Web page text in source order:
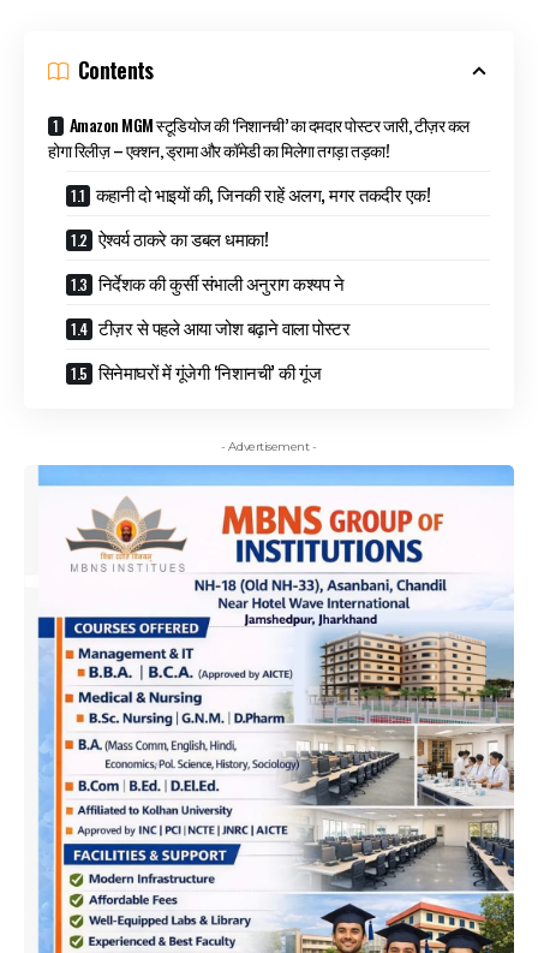
Contents
Amazon MGM स्टूडियोज की ‘निशानची’ का दमदार पोस्टर जारी, टीज़र कल
होगा रिलीज़ – एक्शन, ड्रामा और कॉमेडी का मिलेगा तगड़ा तड़का!
कहानी दो भाइयों की, जिनकी राहें अलग, मगर तकदीर एक!
ऐश्वर्य ठाकरे का डबल धमाका!
निर्देशक की कुर्सी संभाली अनुराग कश्यप ने
टीज़र से पहले आया जोश बढ़ाने वाला पोस्टर
सिनेमाघरों में गूंजेगी ‘निशानची’ की गूंज
- Advertisement -